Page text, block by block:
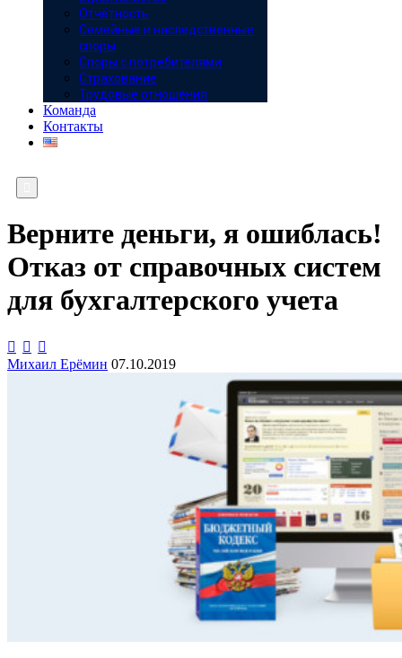
Отчётность
Семейные и наследственные
споры
Споры с потребителями
Страхование
Трудовые отношения
Команда
Контакты
Верните деньги, я ошиблась!
Отказ от справочных систем
для бухгалтерского учета
 

Михаил Ерёмин 07.10.2019